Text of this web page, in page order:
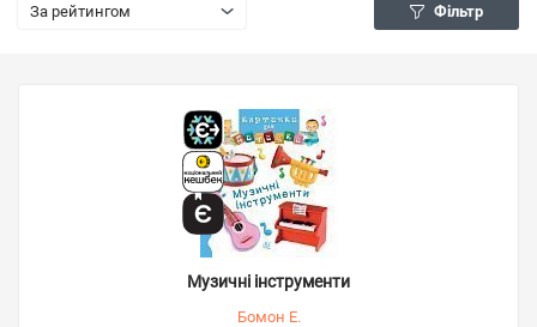
За рейтингом Фільтр
Музичні інструменти
Бомон Е.